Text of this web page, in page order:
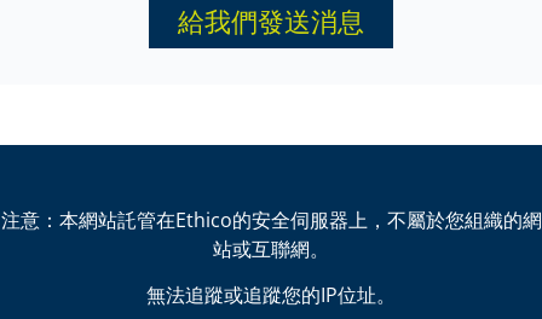
給我們發送消息
注意：本網站託管在Ethico的安全伺服器上，不屬於您組織的網
站或互聯網。
無法追蹤或追蹤您的IP位址。